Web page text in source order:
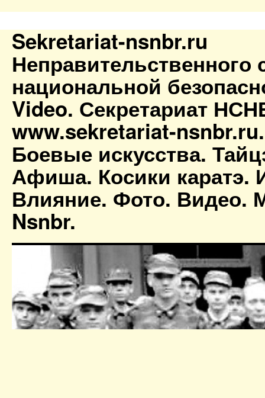
Sekretariat-nsnbr.ru
Неправительственного
национальной
Video. Секретариат
www.sekretariat-
Боевые искусства.
Афиша. Косики каратэ.
Влияние. Фото. Видео.
Nsnbr.